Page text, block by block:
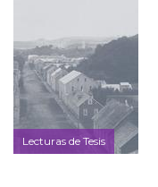
Lecturas de Tesis